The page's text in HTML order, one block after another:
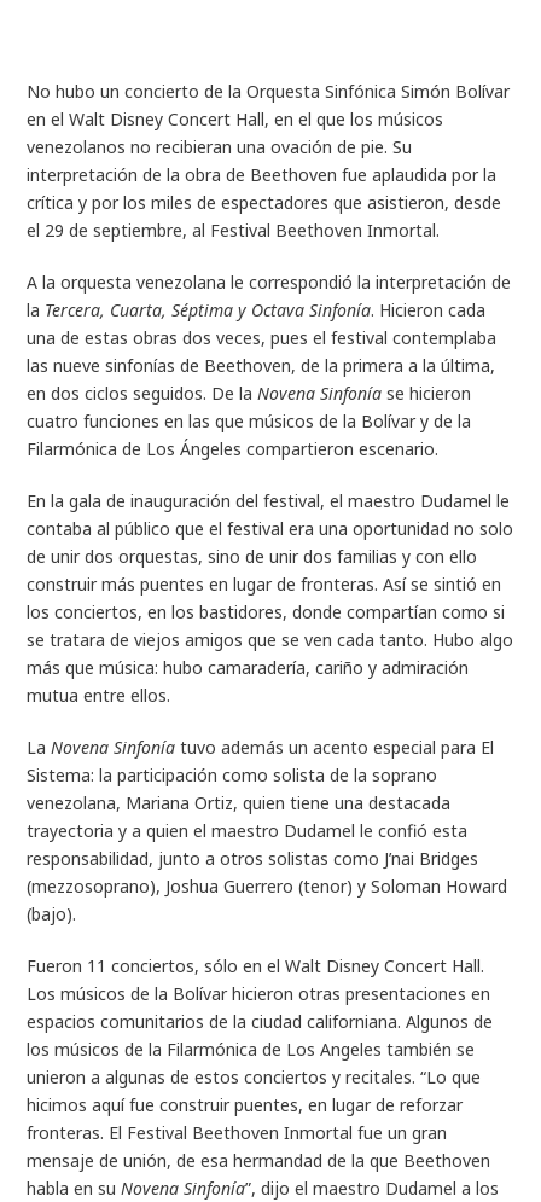
No hubo un concierto de la Orquesta Sinfónica Simón Bolívar
en el Walt Disney Concert Hall, en el que los músicos
venezolanos no recibieran una ovación de pie. Su
interpretación de la obra de Beethoven fue aplaudida por la
crítica y por los miles de espectadores que asistieron, desde
el 29 de septiembre, al Festival Beethoven Inmortal.
A la orquesta venezolana le correspondió la interpretación de
la Tercera, Cuarta, Séptima y Octava Sinfonía. Hicieron cada
una de estas obras dos veces, pues el festival contemplaba
las nueve sinfonías de Beethoven, de la primera a la última,
en dos ciclos seguidos. De laNovena Sinfonía se hicieron
cuatro funciones en las que músicos de la Bolívar y de la
Filarmónica de Los Ángeles compartieron escenario.
En la gala de inauguración del festival, el maestro Dudamel le
contaba al público que el festival era una oportunidad no solo
de unir dos orquestas, sino de unir dos familias y con ello
construir más puentes en lugar de fronteras. Así se sintió en
los conciertos, en los bastidores, donde compartían como si
se tratara de viejos amigos que se ven cada tanto. Hubo algo
más que música: hubo camaradería, cariño y admiración
mutua entre ellos.
LaNovena Sinfonía tuvo además un acento especial para El
Sistema: la participación como solista de la soprano
venezolana, Mariana Ortiz, quien tiene una destacada
trayectoria y a quien el maestro Dudamel le confió esta
responsabilidad, junto a otros solistas como J’nai Bridges
(mezzosoprano), Joshua Guerrero (tenor) y Soloman Howard
(bajo).
Fueron 11 conciertos, sólo en el Walt Disney Concert Hall.
Los músicos de la Bolívar hicieron otras presentaciones en
espacios comunitarios de la ciudad californiana. Algunos de
los músicos de la Filarmónica de Los Angeles también se
unieron a algunas de estos conciertos y recitales. “Lo que
hicimos aquí fue construir puentes, en lugar de reforzar
fronteras. El Festival Beethoven Inmortal fue un gran
mensaje de unión, de esa hermandad de la que Beethoven
habla en suNovena Sinfonía”, dijo el maestro Dudamel a los